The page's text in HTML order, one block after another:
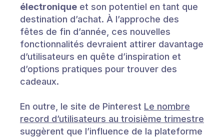
électronique et son potentiel en tant que
destination d’achat. À l’approche des
fêtes de fin d’année, ces nouvelles
fonctionnalités devraient attirer davantage
d’utilisateurs en quête d’inspiration et
d’options pratiques pour trouver des
cadeaux.
En outre, le site de Pinterest Le nombre
record d’utilisateurs au troisième trimestre
suggèrent que l’influence de la plateforme